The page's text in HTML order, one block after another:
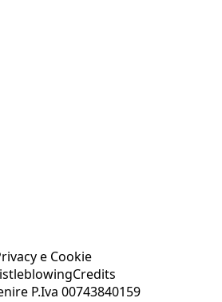
e Cookie
Credits
P.Iva 00743840159